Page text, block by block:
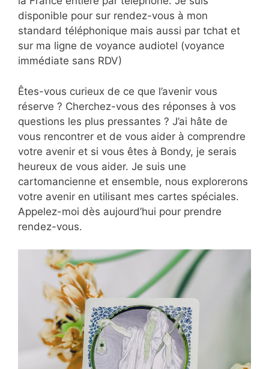
disponible pour sur rendez-vous à mon
standard téléphonique mais aussi par tchat et
sur ma ligne de voyance audiotel (voyance
immédiate sans RDV)
Êtes-vous curieux de ce que l’avenir vous
réserve ? Cherchez-vous des réponses à vos
questions les plus pressantes ? J’ai hâte de
vous rencontrer et de vous aider à comprendre
votre avenir et si vous êtes à Bondy, je serais
heureux de vous aider. Je suis une
cartomancienne et ensemble, nous explorerons
votre avenir en utilisant mes cartes spéciales.
Appelez-moi dès aujourd’hui pour prendre
rendez-vous.